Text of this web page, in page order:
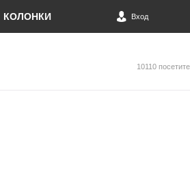
КОЛОНКИ Вход
10110